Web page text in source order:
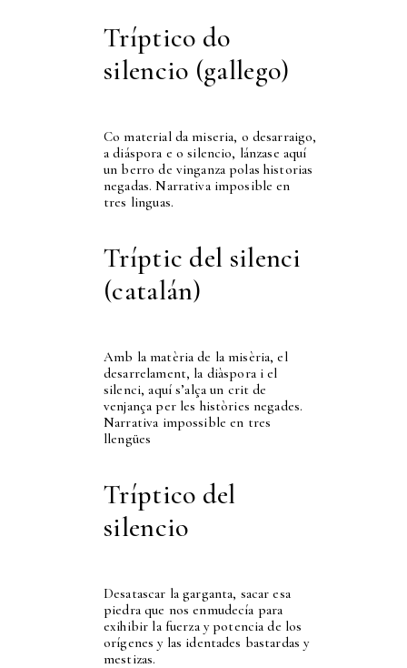
Tríptico do
silencio (gallego)
Co material da miseria, o desarraigo,
a diáspora e o silencio, lánzase aquí
un berro de vinganza polas historias
negadas. Narrativa imposible en
tres linguas.
Tríptic del silenci
(catalán)
Amb la matèria de la misèria, el
desarrelament, la diàspora i el
silenci, aquí s’alça un crit de
venjança per les històries negades.
Narrativa impossible en tres
llengües
Tríptico del
silencio
Desatascar la garganta, sacar esa
piedra que nos enmudecía para
exihibir la fuerza y potencia de los
orígenes y las identades bastardas y
mestizas.